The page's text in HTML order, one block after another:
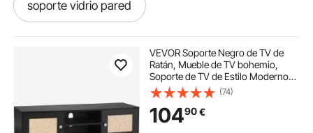
soporte vidrio pared
Soportes Plegables Para Pared
soporte pared plegable
VEVOR Soporte Negro de TV de
Ratán, Mueble de TV bohemio,
Soporte de TV de Estilo Moderno
de 1200 × 400 × 490 mm, Consola
de TV de Ratán con Estantes
Ajustables para Sala de Estar, Sala
Multimedia
(74)
10490€